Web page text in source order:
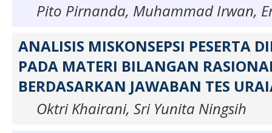
Pito Pirnanda, Muhammad Irwan,
ANALISIS MISKONSEPSI PESERTA
PADA MATERI BILANGAN
BERDASARKAN JAWABAN TES
Oktri Khairani, Sri Yunita Ningsih